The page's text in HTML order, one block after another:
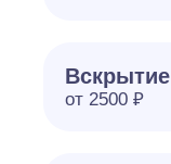
от 2500 ₽